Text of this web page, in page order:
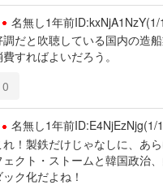
名無し1年前ID:kxNjA1NzY(1/
調だと吹聴している国内の造
すればよいだろう。
0
名無し1年前ID:E4NjEzNjg(1/
れ！製鉄だけじゃなしに、あ
ェクト・ストームと韓国政治
ック化だよね！